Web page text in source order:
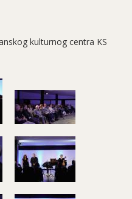
kulturnog centra KS